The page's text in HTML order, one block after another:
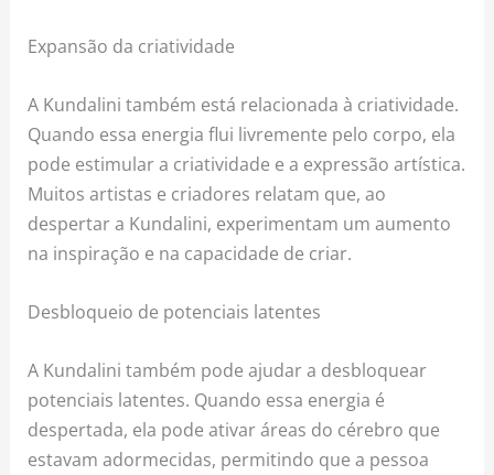
Expansão da criatividade
A Kundalini também está relacionada à criatividade.
Quando essa energia flui livremente pelo corpo, ela
pode estimular a criatividade e a expressão artística.
Muitos artistas e criadores relatam que, ao
despertar a Kundalini, experimentam um aumento
na inspiração e na capacidade de criar.
Desbloqueio de potenciais latentes
A Kundalini também pode ajudar a desbloquear
potenciais latentes. Quando essa energia é
despertada, ela pode ativar áreas do cérebro que
estavam adormecidas, permitindo que a pessoa